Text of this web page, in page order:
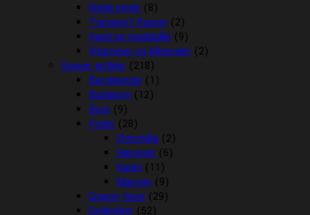
Sidde pinde (8)
Transport Kasser (2)
Vand og madskåle (9)
Vitaminer og Mineraler (2)
Gnaver artikler (218)
Beroligende (1)
Bundstrø (12)
Bure (9)
Foder (28)
Chinchilla (2)
Hamster (6)
Kanin (11)
Marsvin (9)
Gnaver Huse (29)
Godbidder (52)